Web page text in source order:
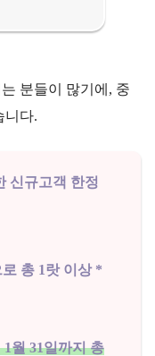
분들이 많기에, 중
니다.
신규고객 한정
총 1랏 이상 *
월 31일까지 총